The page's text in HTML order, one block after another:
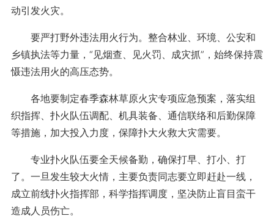
动引发火灾。
要严打野外违法用火行为。整合林业、环境、公安和
乡镇执法等力量，“见烟查、见火罚、成灾抓”，始终保持震
慑违法用火的高压态势。
各地要制定春季森林草原火灾专项应急预案，落实组
织指挥、扑火队伍调配、机具装备、通信联络和后勤保障
等措施，加大投入力度，保障扑大火救大灾需要。
专业扑火队伍要全天候备勤，确保打早、打小、打
了。一旦发生较大火情，主要负责同志要立即赶赴一线，
成立前线扑火指挥部，科学指挥调度，坚决防止盲目蛮干
造成人员伤亡。